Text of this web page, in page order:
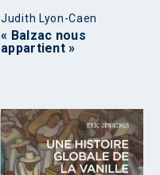
Judith Lyon-Caen
« Balzac nous
appartient »